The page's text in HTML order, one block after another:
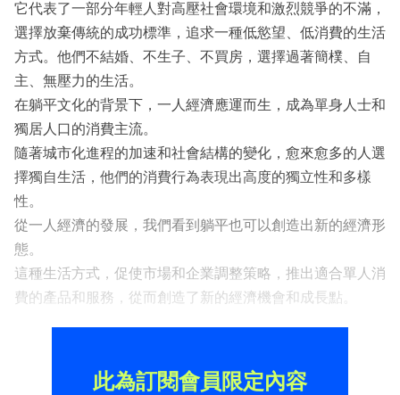
它代表了一部分年輕人對高壓社會環境和激烈競爭的不滿，
選擇放棄傳統的成功標準，追求一種低慾望、低消費的生活
方式。他們不結婚、不生子、不買房，選擇過著簡樸、自
主、無壓力的生活。
在躺平文化的背景下，一人經濟應運而生，成為單身人士和
獨居人口的消費主流。
隨著城市化進程的加速和社會結構的變化，愈來愈多的人選
擇獨自生活，他們的消費行為表現出高度的獨立性和多樣
性。
從一人經濟的發展，我們看到躺平也可以創造出新的經濟形
態。
這種生活方式，促使市場和企業調整策略，推出適合單人消
費的產品和服務，從而創造了新的經濟機會和成長點。
此為訂閱會員限定內容